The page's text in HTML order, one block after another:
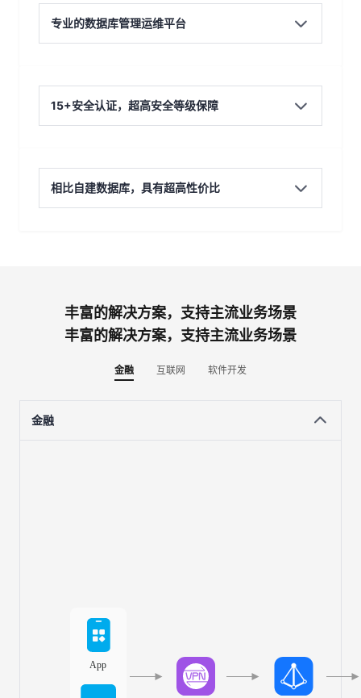
专业的数据库管理运维平台
15+安全认证，超高安全等级保障
相比自建数据库，具有超高性价比
丰富的解决方案，支持主流业务场景
丰富的解决方案，支持主流业务场景
金融 互联网 软件开发
金融